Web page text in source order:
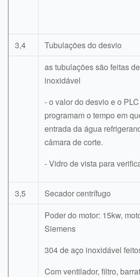
3,4 Tubulações do desvio
as tubulações são feitas
inoxidável
- o valor do desvio e o PLC
programam o tempo em
entrada da água
câmara de corte.
- Vidro de vista para
3,5 Secador centrífugo
Poder do motor: 15kw,
Siemens
304 de aço inoxidável
Com ventilador, filtro,